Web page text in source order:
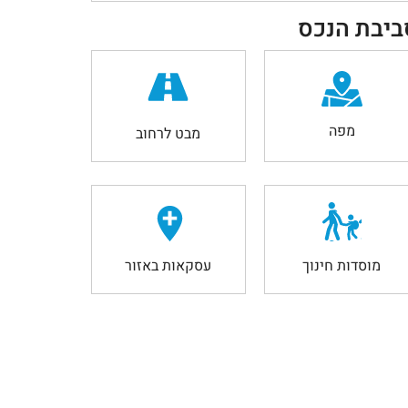
הנכס
מפה מבט לרחוב
מוסדות חינוך עסקאות באזור